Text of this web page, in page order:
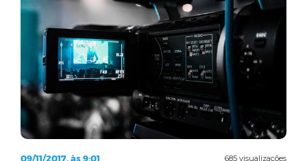
685 visualizações
09/11/2017, às 9:01